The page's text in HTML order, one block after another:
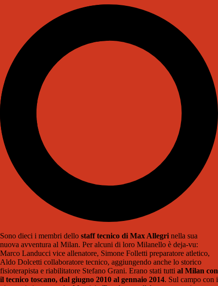
Sono dieci i membri dello staff tecnico di Max Allegrinella sua
nuova avventura al Milan. Per alcuni di loro Milanello è deja-vu:
Marco Landucci vice allenatore, Simone Folletti preparatore atletico,
Aldo Dolcetti collaboratore tecnico, aggiungendo anche lo storico
fisioterapista e riabilitatore Stefano Grani. Erano stati tutti al Milan con
il tecnico toscano, dal giugno 2010 al gennaio 2014. Sul campo con i